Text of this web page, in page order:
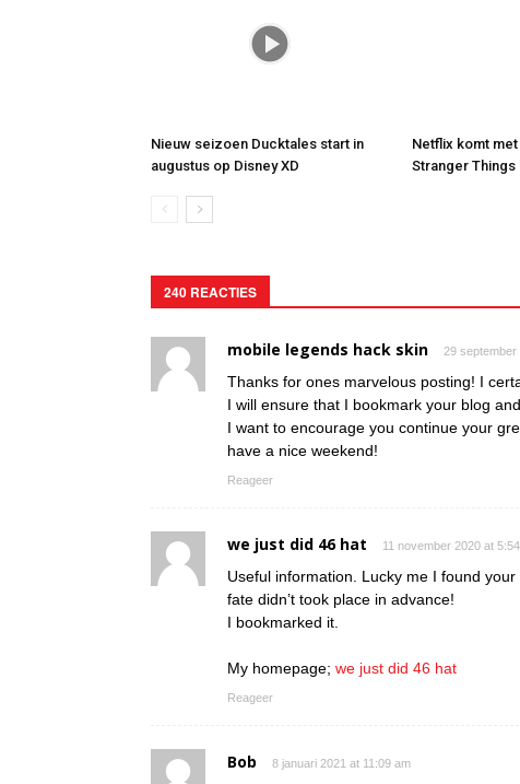
Nieuw seizoen Ducktales start in
augustus op Disney XD
Netflix komt
Stranger Things
240 REACTIES
mobile legends hack skin 29
Thanks for ones marvelous posting! I
I will ensure that I bookmark your blog
I want to encourage you continue your
have a nice weekend!
Reageer
we just did 46 hat 11 november 2020 at
Useful information. Lucky me I found
fate didn’t took place in advance!
I bookmarked it.
My homepage; we just did 46 hat
Reageer
Bob 8 januari 2021 at 11:09 am